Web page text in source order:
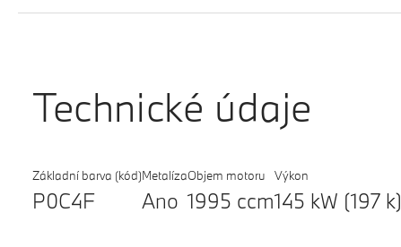
Technické údaje
Základní barva (kód)
P0C4F
Metalíza
Ano
Objem motoru
1995 ccm
Výkon
145 kW (197 k)